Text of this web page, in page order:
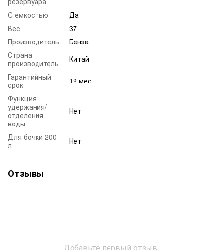
C емкостью
Да
Вес
37
Производитель
Бенза
Страна
производитель
Китай
Гарантийный
срок
12 мес
Функция
удержания/
отделения
воды
Нет
Для бочки 200
л
Нет
Отзывы
Добавьте первый отзыв